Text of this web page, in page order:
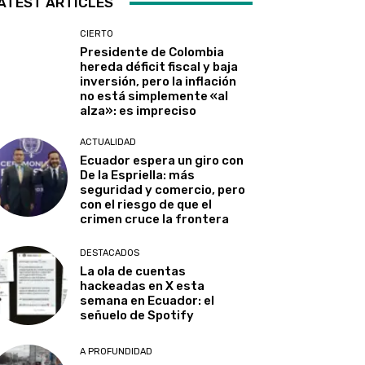
CIERTO
Presidente de Colombia
hereda déficit fiscal y baja
inversión, pero la inflación
no está simplemente «al
alza»: es impreciso
ACTUALIDAD
Ecuador espera un giro con
De la Espriella: más
seguridad y comercio, pero
con el riesgo de que el
crimen cruce la frontera
DESTACADOS
La ola de cuentas
hackeadas en X esta
semana en Ecuador: el
señuelo de Spotify
A PROFUNDIDAD